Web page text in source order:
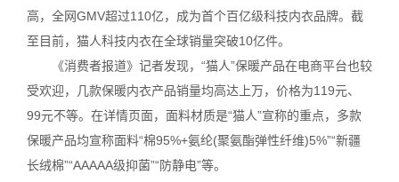
高，全网GMV超过110亿，成为首个百亿级科技内衣品牌。截
至目前，猫人科技内衣在全球销量突破10亿件。
《消费者报道》记者发现，“猫人”保暖产品在电商平台也较
受欢迎，几款保暖内衣产品销量均高达上万，价格为119元、
99元不等。在详情页面，面料材质是“猫人”宣称的重点，多款
保暖产品均宣称面料“棉95%+氨纶(聚氨酯弹性纤维)5%”“新疆
长绒棉”“AAAAA级抑菌”“防静电”等。